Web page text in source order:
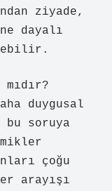
ziyade,
dayalı
duygusal
soruya
çoğu
arayışı